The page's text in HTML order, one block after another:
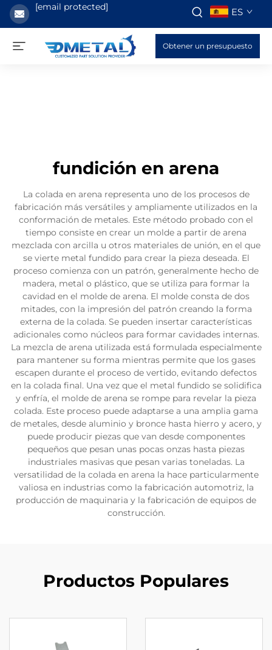
[email protected] ES
Obtener un presupuesto
fundición en arena
La colada en arena representa uno de los procesos de
fabricación más versátiles y ampliamente utilizados en la
conformación de metales. Este método probado con el
tiempo consiste en crear un molde a partir de arena
mezclada con arcilla u otros materiales de unión, en el que
se vierte metal fundido para crear la pieza deseada. El
proceso comienza con un patrón, generalmente hecho de
madera, metal o plástico, que se utiliza para formar la
cavidad en el molde de arena. El molde consta de dos
mitades, con la impresión del patrón creando la forma
externa de la colada. Se pueden insertar características
adicionales como núcleos para formar cavidades internas.
La mezcla de arena utilizada está formulada especialmente
para mantener su forma mientras permite que los gases
escapen durante el proceso de vertido, evitando defectos
en la colada final. Una vez que el metal fundido se solidifica
y enfría, el molde de arena se rompe para revelar la pieza
colada. Este proceso puede adaptarse a una amplia gama
de metales, desde aluminio y bronce hasta hierro y acero, y
puede producir piezas que van desde componentes
pequeños que pesan unas pocas onzas hasta piezas
industriales masivas que pesan varias toneladas. La
versatilidad de la colada en arena la hace particularmente
valiosa en industrias como la fabricación automotriz, la
producción de maquinaria y la fabricación de equipos de
construcción.
Productos Populares